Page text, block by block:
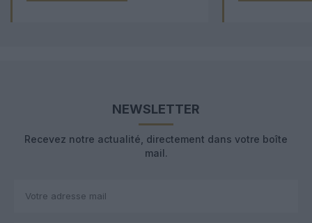
NEWSLETTER
Recevez notre actualité, directement dans votre boîte
mail.